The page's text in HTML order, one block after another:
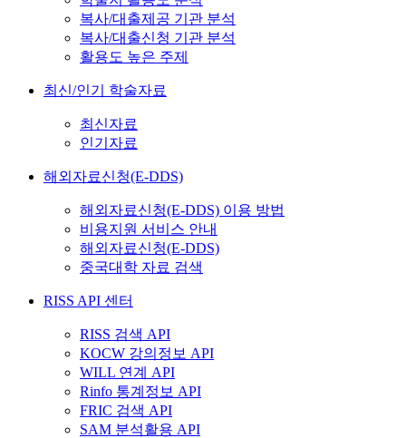
복사/대출제공 기관 분석
복사/대출신청 기관 분석
활용도 높은 주제
최신/인기 학술자료
최신자료
인기자료
해외자료신청(E-DDS)
해외자료신청(E-DDS) 이용 방법
비용지원 서비스 안내
해외자료신청(E-DDS)
중국대학 자료 검색
RISS API 센터
RISS 검색 API
KOCW 강의정보 API
WILL 연계 API
Rinfo 통계정보 API
FRIC 검색 API
SAM 분석활용 API